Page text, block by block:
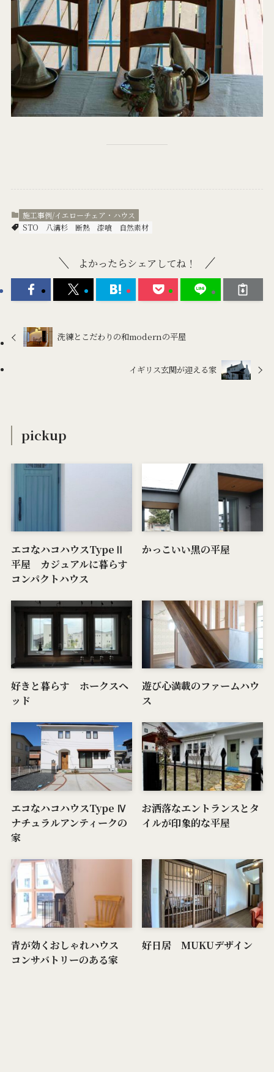
施工事例/イエローチェア・ハウス
STO
八溝杉 断熱 漆喰 自然素材
よかったらシェアしてね！
洗練とこだわりの和modernの平屋
イギリス玄関が迎える家
pickup
エコなハコハウスTypeⅡ
平屋 カジュアルに暮らす
コンパクトハウス
かっこいい黒の平屋
好きと暮らす ホークスヘ
ッド
遊び心満載のファームハウ
ス
エコなハコハウスType Ⅳ
ナチュラルアンティークの
家
お洒落なエントランスとタ
イルが印象的な平屋
青が効くおしゃれハウス
コンサバトリーのある家
好日居 MUKUデザイン